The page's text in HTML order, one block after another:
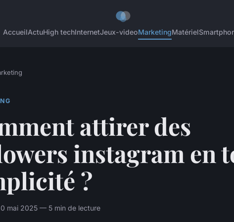
AccueilActuHigh techInternetJeux-videoMarketingMatériel
attirer des
instagram en
?
mai 2025 — 5 min de lecture